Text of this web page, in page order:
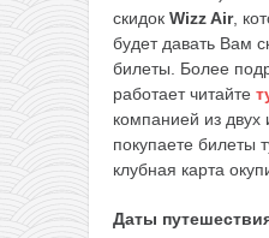
скидок Wizz Air,
будет давать Вам
билеты. Более
работает читайте
компанией из двух
покупаете билеты
клубная карта
Даты